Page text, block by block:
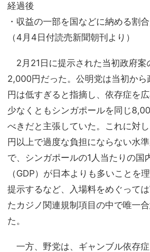
経過後
・収益の一部を国などに納める割
（4月4日付読売新聞朝刊より）
2月21日に提示された当初政府案
2,000円だった。公明党は当初か
円は低すぎると指摘し、依存症を
少なくともシンガポールを同じ
べきだと主張していた。これに対
円以上で過度な負担にならない水
で、シンガポールの1人当たりの国
（GDP）が日本よりも多いことを
提示するなど、入場料をめぐって
たカジノ関連規制項目の中で唯一
た。
一方、野党は、ギャンブル依存